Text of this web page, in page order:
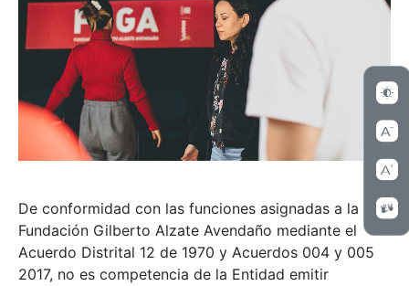
De conformidad con las funciones asignadas a la
Fundación Gilberto Alzate Avendaño mediante el
Acuerdo Distrital 12 de 1970 y Acuerdos 004 y 005
2017, no es competencia de la Entidad emitir